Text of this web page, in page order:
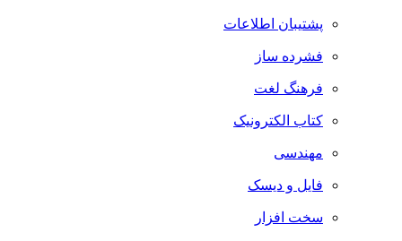
پشتیبان اطلاعات
فشرده ساز
فرهنگ لغت
کتاب الکترونیک
مهندسی
فایل و دیسک
سخت افزار